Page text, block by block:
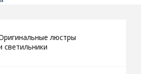
люстры
светильники